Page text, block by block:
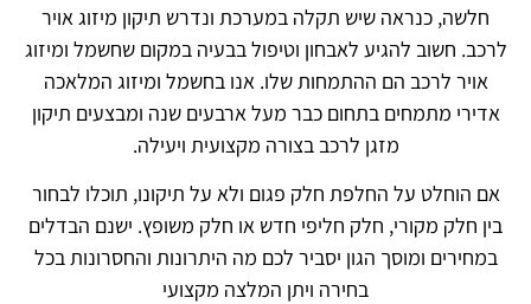
חלשה, כנראה שיש תקלה במערכת ונדרש תיקון מיזוג אויר
לרכב. חשוב להגיע לאבחון וטיפול בבעיה במקום שחשמל ומיזוג
אויר לרכב הם ההתמחות שלו. אנו בחשמל ומיזוג המלאכה
אדירי מתמחים בתחום כבר מעל ארבעים שנה ומבצעים תיקון
מזגן לרכב בצורה מקצועית ויעילה.
אם הוחלט על החלפת חלק פגום ולא על תיקונו, תוכלו לבחור
בין חלק מקורי, חלק חליפי חדש או חלק משופץ. ישנם הבדלים
במחירים ומוסך הגון יסביר לכם מה היתרונות והחסרונות בכל
בחירה ויתן המלצה מקצועי